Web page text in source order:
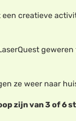
creatieve
ze weer naar
zijn van 3 of